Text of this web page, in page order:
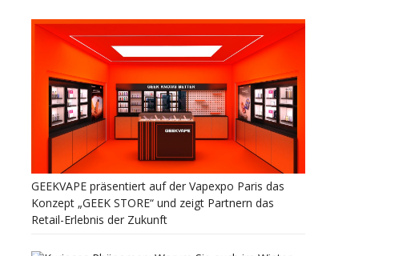
GEEKVAPE präsentiert auf der Vapexpo Paris das
Konzept „GEEK STORE“ und zeigt Partnern das
Retail-Erlebnis der Zukunft